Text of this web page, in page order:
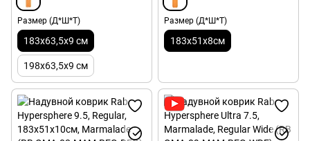
Размер (Д*Ш*Т)
183x63,5x9 см
198x63,5x9 см
Размер (Д*Ш*Т)
183x51x8см